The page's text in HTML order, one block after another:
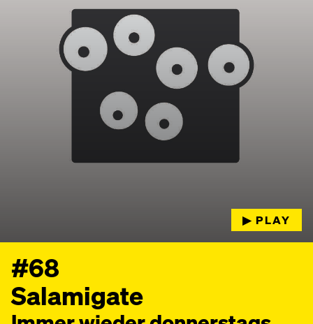
▶︎ PLAY
#68
Salamigate